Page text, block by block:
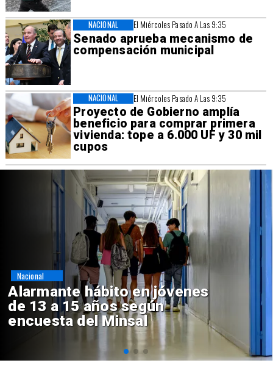
El Miércoles Pasado A Las 9:35
Senado aprueba mecanismo de
compensación municipal
NACIONAL
El Miércoles Pasado A Las 9:35
Proyecto de Gobierno amplía
beneficio para comprar primera
vivienda: tope a 6.000 UF y 30 mil
cupos
NACIONAL
Aprueban creación del Parque
Sebastián Piñera con inversión
de $4 mil millones
Regiones